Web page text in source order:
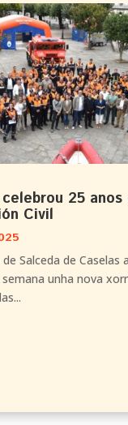
25 anos
Civil
Salceda de Caselas
unha nova